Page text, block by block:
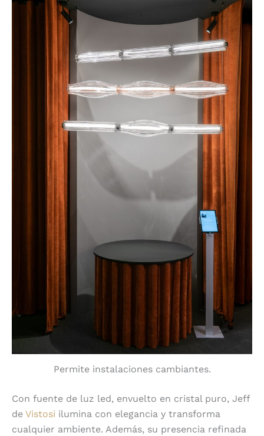
Permite instalaciones cambiantes.
Con fuente de luz led, envuelto en cristal puro, Jeff
de Vistosi ilumina con elegancia y transforma
cualquier ambiente. Además, su presencia refinada